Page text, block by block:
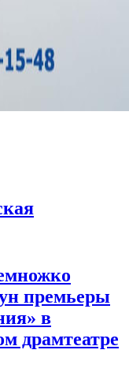
премьеры
в
драмтеатре